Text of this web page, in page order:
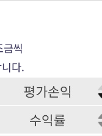
씩
다.